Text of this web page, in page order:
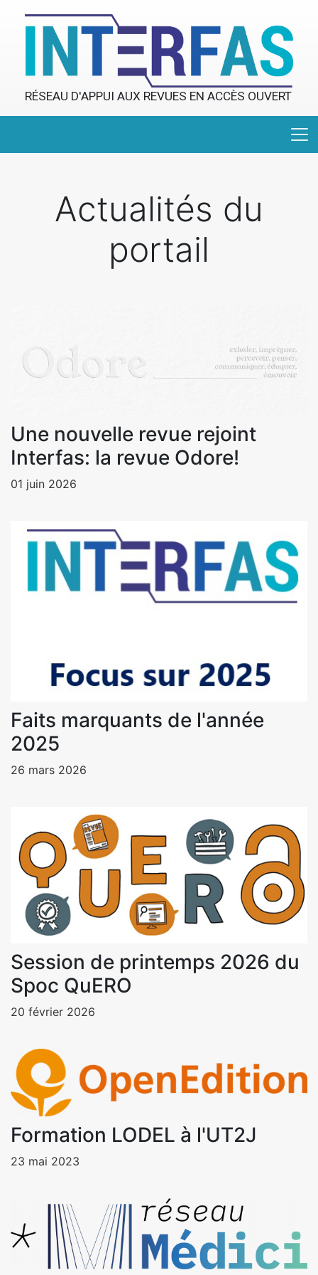
RÉSEAU D'APPUI AUX REVUES EN ACCÈS OUVERT
Actualités du
portail
Une nouvelle revue rejoint
Interfas: la revue Odore!
01 juin 2026
Faits marquants de l'année
2025
26 mars 2026
Session de printemps 2026 du
Spoc QuERO
20 février 2026
Formation LODEL à l'UT2J
23 mai 2023